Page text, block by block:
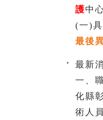
護中
(一)
最後
最新
一、
化縣
術人